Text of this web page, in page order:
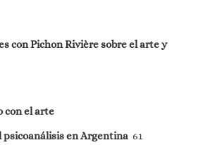
con Pichon Rivière sobre el arte y
con el arte
en Argentina 61